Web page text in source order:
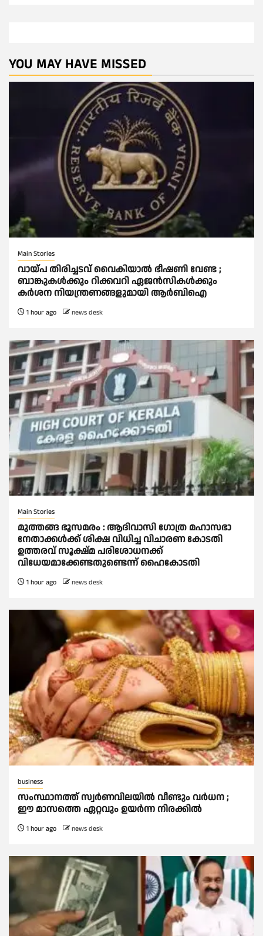
YOU MAY HAVE MISSED
Main Stories
വായ്പ തിരിച്ചടവ് വൈകിയാല്‍ ഭീഷണി വേണ്ട ;
ബാങ്കുകള്‍ക്കും റിക്കവറി ഏജൻസികള്‍ക്കും
കര്‍ശന നിയന്ത്രണങ്ങളുമായി ആര്‍ബിഐ
1 hour ago news desk
Main Stories
മുത്തങ്ങ ഭൂസമരം : ആദിവാസി ഗോത്ര മഹാസഭാ
നേതാക്കള്‍ക്ക് ശിക്ഷ വിധിച്ച വിചാരണ കോടതി
ഉത്തരവ് സൂക്ഷ്മ പരിശോധനക്ക്
വിധേയമാക്കേണ്ടതുണ്ടെന്ന് ഹൈകോടതി
1 hour ago news desk
business
സംസ്ഥാനത്ത് സ്വര്‍ണവിലയില്‍ വീണ്ടും വര്‍ധന ;
ഈ മാസത്തെ ഏറ്റവും ഉയര്‍ന്ന നിരക്കില്‍
1 hour ago news desk